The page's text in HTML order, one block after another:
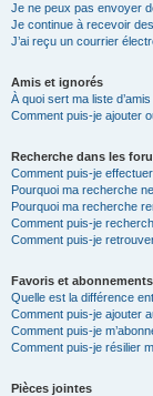
Je ne peux pas envoyer
Je continue à recevoir
J’ai reçu un courrier
Amis et ignorés
À quoi sert ma liste
Comment puis-je ajouter
Recherche dans les
Comment puis-je
Pourquoi ma recherche
Pourquoi ma recherche
Comment puis-je
Comment puis-je
Favoris et abonnements
Quelle est la différence
Comment puis-je ajouter
Comment puis-je
Comment puis-je résilier
Pièces jointes